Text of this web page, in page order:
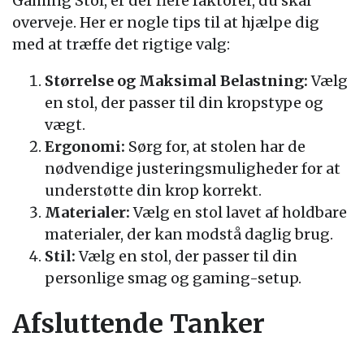
overveje. Her er nogle tips til at hjælpe dig
med at træffe det rigtige valg:
Størrelse og Maksimal Belastning:Vælg
en stol, der passer til din kropstype og
vægt.
Ergonomi: Sørg for, at stolen har de
nødvendige justeringsmuligheder for at
understøtte din krop korrekt.
Materialer:Vælg en stol lavet af holdbare
materialer, der kan modstå daglig brug.
Stil:Vælg en stol, der passer til din
personlige smag og gaming-setup.
Afsluttende Tanker